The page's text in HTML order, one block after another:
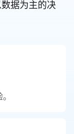
据为主的决